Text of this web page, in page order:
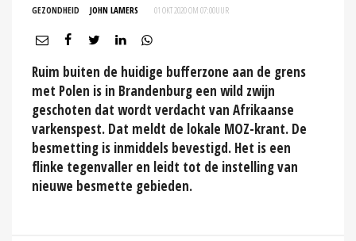
GEZONDHEID JOHN LAMERS 01 OKT 2020 OM 07:00UUR
Ruim buiten de huidige bufferzone aan de grens
met Polen is in Brandenburg een wild zwijn
geschoten dat wordt verdacht van Afrikaanse
varkenspest. Dat meldt de lokale MOZ-krant. De
besmetting is inmiddels bevestigd. Het is een
flinke tegenvaller en leidt tot de instelling van
nieuwe besmette gebieden.